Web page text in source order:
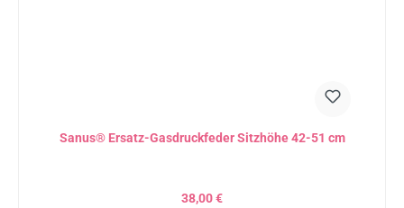
Sanus® Ersatz-Gasdruckfeder Sitzhöhe 42-51 cm
Regulärer Preis:
38,00 €